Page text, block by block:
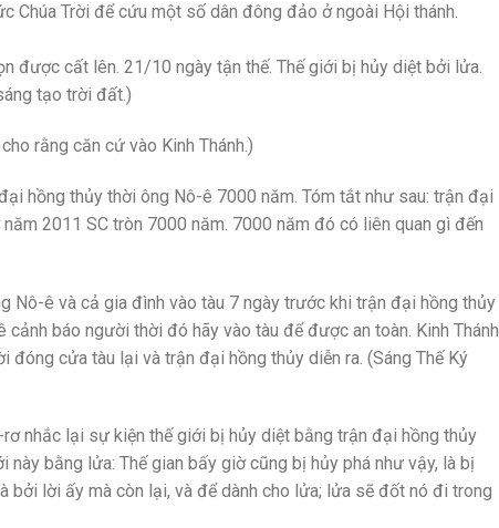
Chúa Trời để cứu một số dân đông đảo ở ngoài Hội thánh.
được cất lên. 21/10 ngày tận thế. Thế giới bị hủy diệt bởi lửa.
tạo trời đất.)
rằng căn cứ vào Kinh Thánh.)
hồng thủy thời ông Nô-ê 7000 năm. Tóm tắt như sau: trận đại
2011 SC tròn 7000 năm. 7000 năm đó có liên quan gì đến
Nô-ê và cả gia đình vào tàu 7 ngày trước khi trận đại hồng thủy
báo người thời đó hãy vào tàu để được an toàn. Kinh Thánh
cửa tàu lại và trận đại hồng thủy diễn ra. (Sáng Thế Ký
nhắc lại sự kiện thế giới bị hủy diệt bằng trận đại hồng thủy
bằng lửa: Thế gian bấy giờ cũng bị hủy phá như vậy, là bị
lời ấy mà còn lại, và để dành cho lửa; lửa sẽ đốt nó đi trong